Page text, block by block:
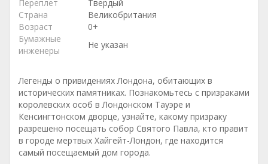
Переплет
Твердый
Страна
Великобритания
Возраст
0+
Бумажные
инженеры
Не указан
Легенды о привидениях Лондона, обитающих в
исторических памятниках. Познакомьтесь с призраками
королевских особ в Лондонском Тауэре и
Кенсингтонском дворце, узнайте, какому призраку
разрешено посещать собор Святого Павла, кто правит
в городе мертвых Хайгейт-Лондон, где находится
самый посещаемый дом города.